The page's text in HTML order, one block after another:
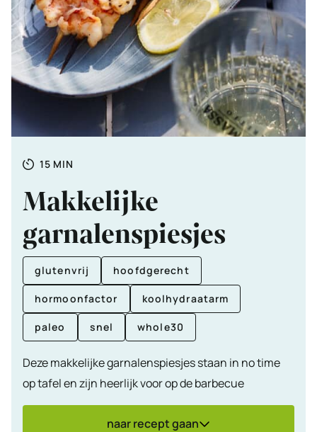
Totale
15 MINUTEN
MIN
Makkelijke
garnalenspiesjes
glutenvrij hoofdgerecht
hormoonfactor koolhydraatarm
paleo snel whole30
Deze makkelijke garnalenspiesjes staan in no time
op tafel en zijn heerlijk voor op de barbecue
naar recept gaan